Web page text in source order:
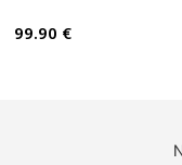
99.90 €